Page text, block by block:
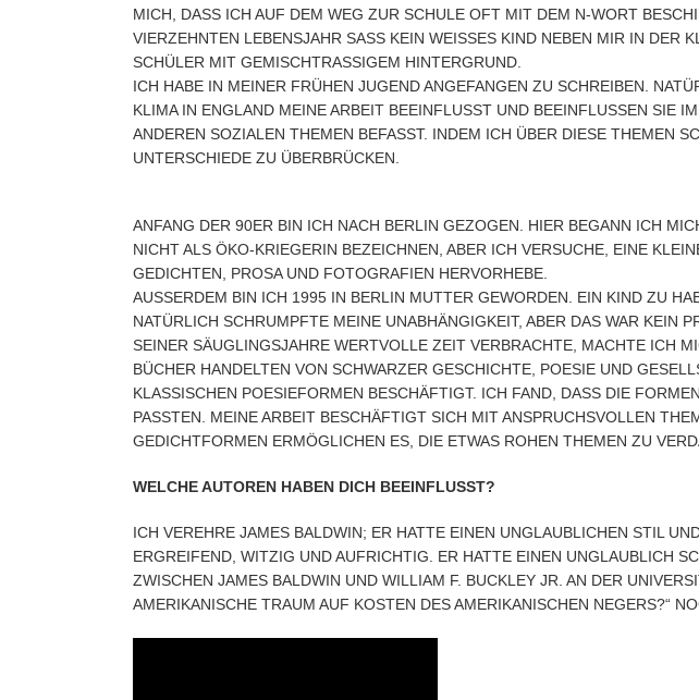
CH, DASS ICH AUF DEM WEG ZUR SCHULE OFT MIT DEM N-WORT
ERZEHNTEN LEBENSJAHR SASS KEIN WEISSES KIND NEBEN MIR IN DER
LER MIT GEMISCHTRASSIGEM HINTERGRUND.
ICH HABE IN MEINER FRÜHEN JUGEND ANGEFANGEN ZU SCHREIBEN.
KLIMA IN ENGLAND MEINE ARBEIT BEEINFLUSST UND BEEINFLUSSEN SIE
ANDEREN SOZIALEN THEMEN BEFASST. INDEM ICH ÜBER DIESE THEMEN
UNTERSCHIEDE ZU ÜBERBRÜCKEN.
ANFANG DER 90ER BIN ICH NACH BERLIN GEZOGEN. HIER BEGANN ICH
NICHT ALS ÖKO-KRIEGERIN BEZEICHNEN, ABER ICH VERSUCHE, EINE
GEDICHTEN, PROSA UND FOTOGRAFIEN HERVORHEBE.
AUSSERDEM BIN ICH 1995 IN BERLIN MUTTER GEWORDEN. EIN KIND ZU
NATÜRLICH SCHRUMPFTE MEINE UNABHÄNGIGKEIT, ABER DAS WAR KEIN
EINER SÄUGLINGSJAHRE WERTVOLLE ZEIT VERBRACHTE, MACHTE ICH
ÜCHER HANDELTEN VON SCHWARZER GESCHICHTE, POESIE UND
LASSISCHEN POESIEFORMEN BESCHÄFTIGT. ICH FAND, DASS DIE FORMEN
ASSTEN. MEINE ARBEIT BESCHÄFTIGT SICH MIT ANSPRUCHSVOLLEN
EDICHTFORMEN ERMÖGLICHEN ES, DIE ETWAS ROHEN THEMEN ZU
WELCHE AUTOREN HABEN DICH BEEINFLUSST?
ICH VEREHRE JAMES BALDWIN; ER HATTE EINEN UNGLAUBLICHEN STIL
ERGREIFEND, WITZIG UND AUFRICHTIG. ER HATTE EINEN UNGLAUBLICH
ZWISCHEN JAMES BALDWIN UND WILLIAM F. BUCKLEY JR. AN DER
AMERIKANISCHE TRAUM AUF KOSTEN DES AMERIKANISCHEN NEGERS?“